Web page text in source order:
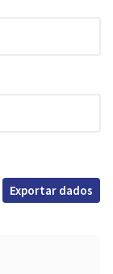
Exportar dados